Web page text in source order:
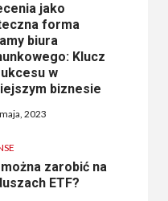
jako
forma
biura
Klucz
w
biznesie
2023
zarobić na
ETF?